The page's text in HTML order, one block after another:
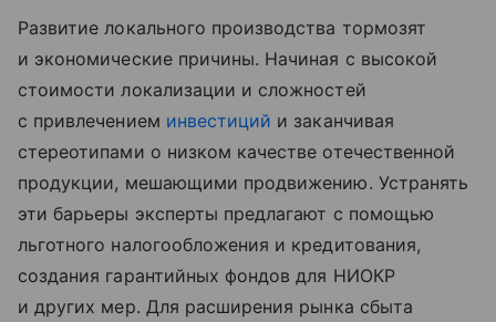
Развитие локального производства тормозят
и экономические причины. Начиная с высокой
стоимости локализации и сложностей
с привлечением инвестиций и заканчивая
стереотипами о низком качестве отечественной
продукции, мешающими продвижению. Устранять
эти барьеры эксперты предлагают с помощью
льготного налогообложения и кредитования,
создания гарантийных фондов для НИОКР
и других мер. Для расширения рынка сбыта